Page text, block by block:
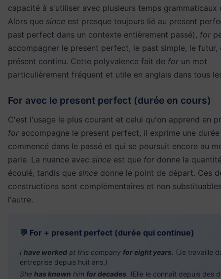
capacité à s'utiliser avec plusieurs temps grammaticaux
Alors que since est presque toujours lié au present
past perfect dans un contexte entièrement passé), for
accompagner le present perfect, le past simple, le futur,
présent continu. Cette polyvalence fait de for un mot
particulièrement fréquent et utile en anglais dans tous
For avec le present perfect (durée en cours)
C'est l'usage le plus courant et celui qu'on apprend en
for accompagne le present perfect, il exprime une
commencé dans le passé et qui se poursuit encore au
parle. La nuance avec since est que for donne la
écoulé, tandis que since donne le point de départ. Ces
constructions sont complémentaires et non
l'autre.
💬 For + present perfect (durée qui continue)
I have worked at this company for eight years. (Je travaille
entreprise depuis huit ans.)
She has known him for decades. (Elle le connaît depuis des